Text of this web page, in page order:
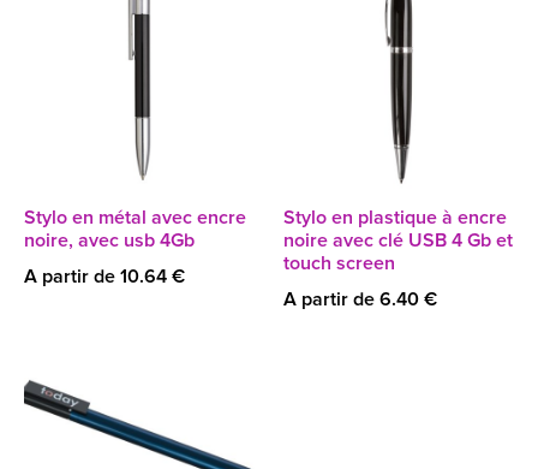
Stylo en métal avec encre
noire, avec usb 4Gb
A partir de 10.64 €
Stylo en plastique à encre
noire avec clé USB 4 Gb et
touch screen
A partir de 6.40 €